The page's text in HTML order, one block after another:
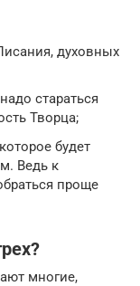
духовных
стараться
Творца;
будет
Ведь к
проще
многие,